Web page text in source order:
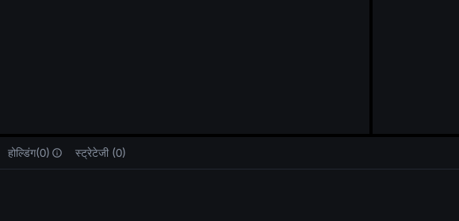
होल्डिंग(0) स्ट्रेटेजी (0)